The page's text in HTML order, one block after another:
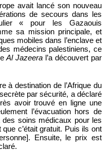
avait lancé son nouveau
de secours dans les
« pour les Gazaouis
sa mission principale, et
mobiles dans l’enclave et
médecins palestiniens, ce
Al Jazeera l’a découvert par
à destination de l’Afrique du
par sécurité, a déclaré
avoir trouvé en ligne une
l’évacuation hors de
soins médicaux pour les
c’était gratuit. Puis ils ont
Ensuite, le prix est